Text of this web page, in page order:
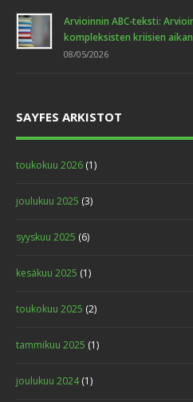
Arvioinnin ABC-teksti:
kompleksisten kriisien
08/05/2026
SAYFES ARKISTOT
toukokuu 2026 (1)
joulukuu 2025 (3)
syyskuu 2025 (6)
kesäkuu 2025 (1)
toukokuu 2025 (2)
tammikuu 2025 (1)
joulukuu 2024(1)